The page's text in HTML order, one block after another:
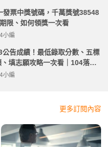
發票中獎號碼，千萬獎號38548
限、如何領獎一次看
小編
公告成績！最低錄取分數、五標
填志願攻略一次看｜104落點
小編
更多訂閱內容